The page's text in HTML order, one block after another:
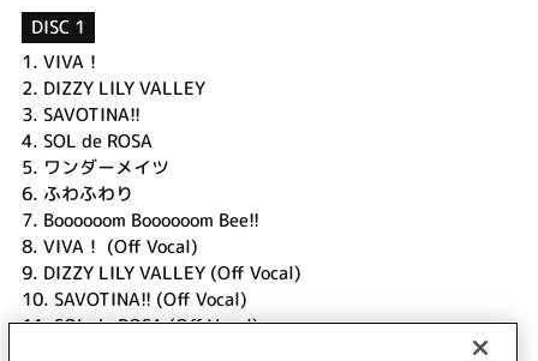
DISC 1
1. VIVA！
2. DIZZY LILY VALLEY
3. SAVOTINA!!
4. SOL de ROSA
5. ワンダーメイツ
6. ふわふわり
7. Boooooom Boooooom Bee!!
8. VIVA！ (Off Vocal)
9. DIZZY LILY VALLEY (Off Vocal)
10. SAVOTINA!! (Off Vocal)
11.SOL de ROSA (Off Vocal)